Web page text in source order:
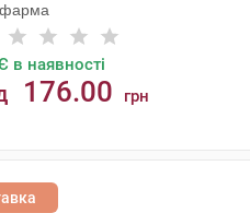
в наявності
176.00 грн